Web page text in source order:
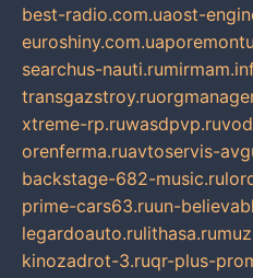
best-radio.com.uaost-
euroshiny.com.ua
searchus-nauti.ru
transgazstroy.ru
xtreme-rp.ruwasdpvp.ru
orenferma.ruavtoservis-
backstage-682-music.ru
prime-cars63.ruun-
legardoauto.rulithasa.ru
kinozadrot-3.ruqr-plus-